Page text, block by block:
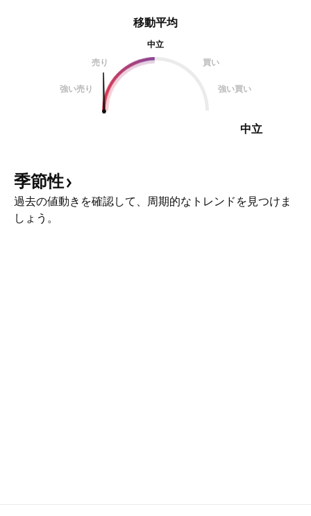
移動平均
中立
売り
買い
強い売り 強い買い
中立
季節性
過去の値動きを確認して、周期的なトレンドを見つけま
しょう。